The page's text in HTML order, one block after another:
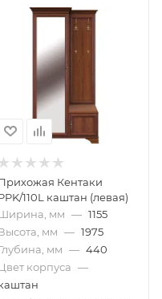
Кентаки
110L каштан (левая)
мм — 1155
мм — 1975
мм — 440
корпуса —